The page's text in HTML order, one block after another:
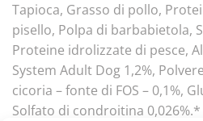
Tapioca, Grasso di pollo,
pisello, Polpa di barbabietola,
Proteine idrolizzate di pesce,
System Adult Dog 1,2%,
cicoria – fonte di FOS – 0,1%,
Solfato di condroitina